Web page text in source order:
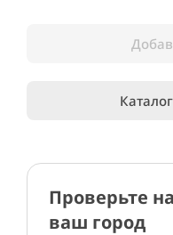
Проверьте
ваш город